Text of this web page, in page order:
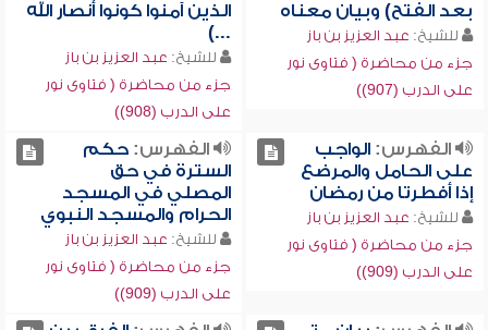
بعد الفتح) وبيان معناه
للشيخ: عبد العزيز بن باز
جزء من محاضرة ( فتاوى نور
على الدرب (907))
الذين آمنوا كونوا أنصار الله
...)
للشيخ: عبد العزيز بن باز
جزء من محاضرة ( فتاوى نور
على الدرب (908))
الفهرس:الواجب
على الحامل والمرضع
إذا أفطرتا من رمضان
للشيخ: عبد العزيز بن باز
جزء من محاضرة ( فتاوى نور
على الدرب (909))
الفهرس:حكم
السترة في حق
المصلي في المسجد
الحرام والمسجد النبوي
للشيخ: عبد العزيز بن باز
جزء من محاضرة ( فتاوى نور
على الدرب (909))